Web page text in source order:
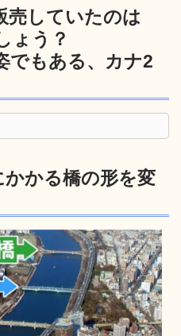
していたのは
ょう？
でもある、カナ2
かる橋の形を変